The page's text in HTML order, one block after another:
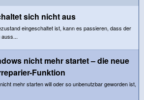
sich nicht aus
eingeschaltet ist, kann es passieren, dass der
nicht mehr startet – die neue
Funktion
mehr starten will oder so unbenutzbar geworden ist,